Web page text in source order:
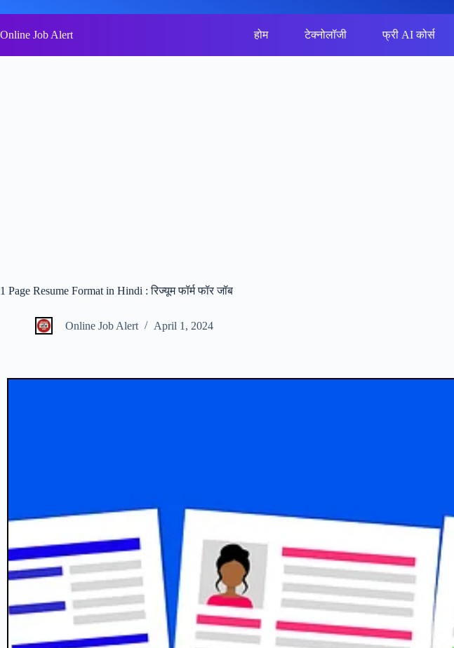
to
content
Online Job Alert होम टेक्नोलॉजी फ्री AI कोर्स
1 Page Resume Format in Hindi : रिज्यूम फॉर्म फॉर जॉब
Online Job Alert April 1, 2024